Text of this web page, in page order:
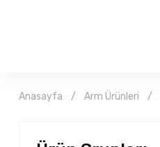
Anasayfa Arm Ürünleri